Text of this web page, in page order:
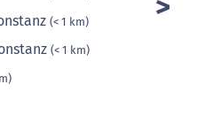
(< 1 km)
(< 1 km)